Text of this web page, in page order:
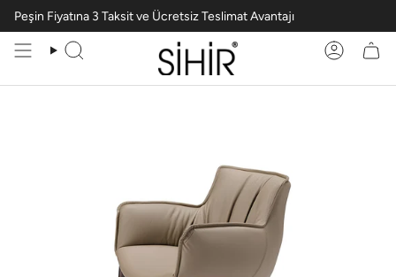
Peşin Fiyatına 3 Taksit ve Ücretsiz Teslimat Avantajı
Ara Hesabım